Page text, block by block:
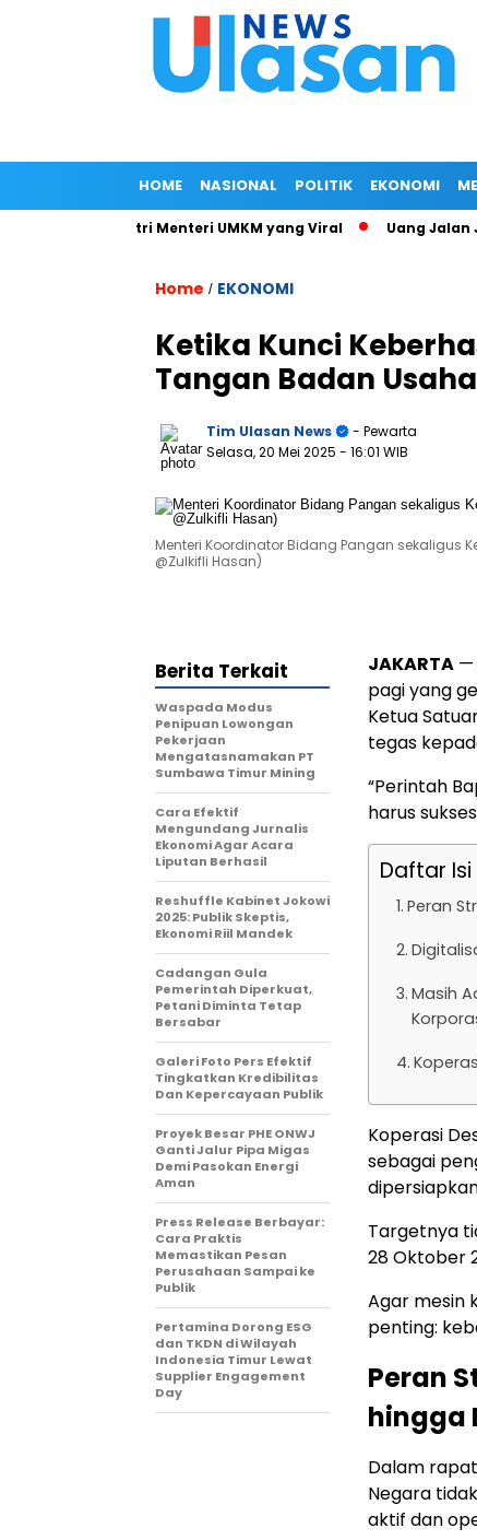
HOME NASIONAL POLITIK EKONOMI
Jalan Istri Menteri UMKM yang Viral Uang Jalan Jadi
Home / EKONOMI
Ketika Kunci
Tangan Badan
Tim Ulasan News
- Pewarta
Selasa, 20 Mei 2025 - 16:01 WIB
Menteri Koordinator Bidang Pangan sekaligus
@Zulkifli Hasan)
JAKARTA —
pagi yang
Ketua
tegas
“Perintah
harus
Daftar Isi
Peran
Masih
Koperasi
sebagai
Targetnya
28 Oktober
Agar mesin
penting:
Peran
hingga
Dalam
Negara
aktif dan
Berita Terkait
Waspada Modus
Penipuan Lowongan
Pekerjaan
Mengatasnamakan PT
Sumbawa Timur Mining
Cara Efektif
Mengundang Jurnalis
Ekonomi Agar Acara
Liputan Berhasil
Reshuffle Kabinet Jokowi
2025: Publik Skeptis,
Ekonomi Riil Mandek
Cadangan Gula
Pemerintah Diperkuat,
Petani Diminta Tetap
Bersabar
Galeri Foto Pers Efektif
Tingkatkan Kredibilitas
Dan Kepercayaan Publik
Proyek Besar PHE ONWJ
Ganti Jalur Pipa Migas
Demi Pasokan Energi
Aman
Press Release Berbayar:
Cara Praktis
Memastikan Pesan
Perusahaan Sampai ke
Publik
Pertamina Dorong ESG
dan TKDN di Wilayah
Indonesia Timur Lewat
Supplier Engagement
Day